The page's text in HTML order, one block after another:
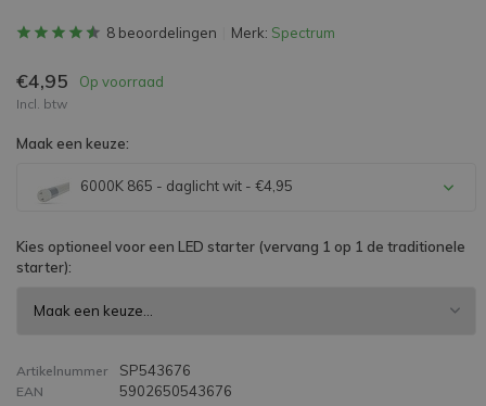
8 beoordelingen Merk: Spectrum
€4,95 Op voorraad
Incl. btw
Maak een keuze:
6000K 865 - daglicht wit - €4,95
Kies optioneel voor een LED starter (vervang 1 op 1 de traditionele
starter):
Artikelnummer SP543676
EAN 5902650543676